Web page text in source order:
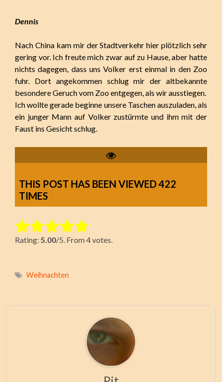
Dennis
Nach China kam mir der Stadtverkehr hier plötzlich sehr
gering vor. Ich freute mich zwar auf zu Hause, aber hatte
nichts dagegen, dass uns Volker erst einmal in den Zoo
fuhr. Dort angekommen schlug mir der altbekannte
besondere Geruch vom Zoo entgegen, als wir ausstiegen.
Ich wollte gerade beginne unsere Taschen auszuladen, als
ein junger Mann auf Volker zustürmte und ihm mit der
Faust ins Gesicht schlug.
THIS POST HAS BEEN VIEWED422
TIMES
Rate this item:
Submit Rating
Rating: 5.00/5. From 4 votes.
Weihnachten